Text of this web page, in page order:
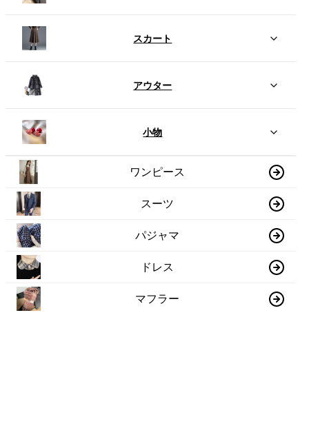
スカート
アウター
小物
ワンピース
スーツ
パジャマ
ドレス
マフラー